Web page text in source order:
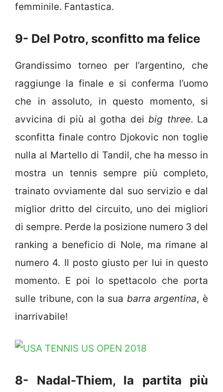
femminile. Fantastica.
9- Del Potro, sconfitto ma felice
Grandissimo torneo per l’argentino, che
raggiunge la finale e si conferma l’uomo
che in assoluto, in questo momento, si
avvicina di più al gotha dei big three. La
sconfitta finale contro Djokovic non toglie
nulla al Martello di Tandil, che ha messo in
mostra un tennis sempre più completo,
trainato ovviamente dal suo servizio e dal
miglior dritto del circuito, uno dei migliori
di sempre. Perde la posizione numero 3 del
ranking a beneficio di Nole, ma rimane al
numero 4. Il posto giusto per lui in questo
momento. E poi lo spettacolo che porta
sulle tribune, con la sua barra argentina, è
inarrivabile!
8- Nadal-Thiem, la partita più